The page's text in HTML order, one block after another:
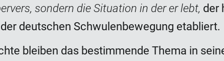
sondern die Situation in der er lebt, der
deutschen Schwulenbewegung etabliert.
bleiben das bestimmende Thema in